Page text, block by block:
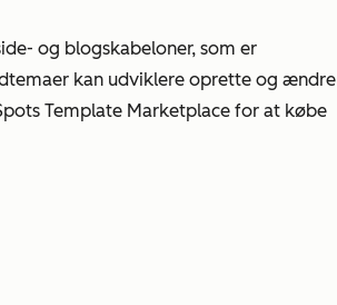
og blogskabeloner, som er
kan udviklere oprette og ændre
Template Marketplace for at købe